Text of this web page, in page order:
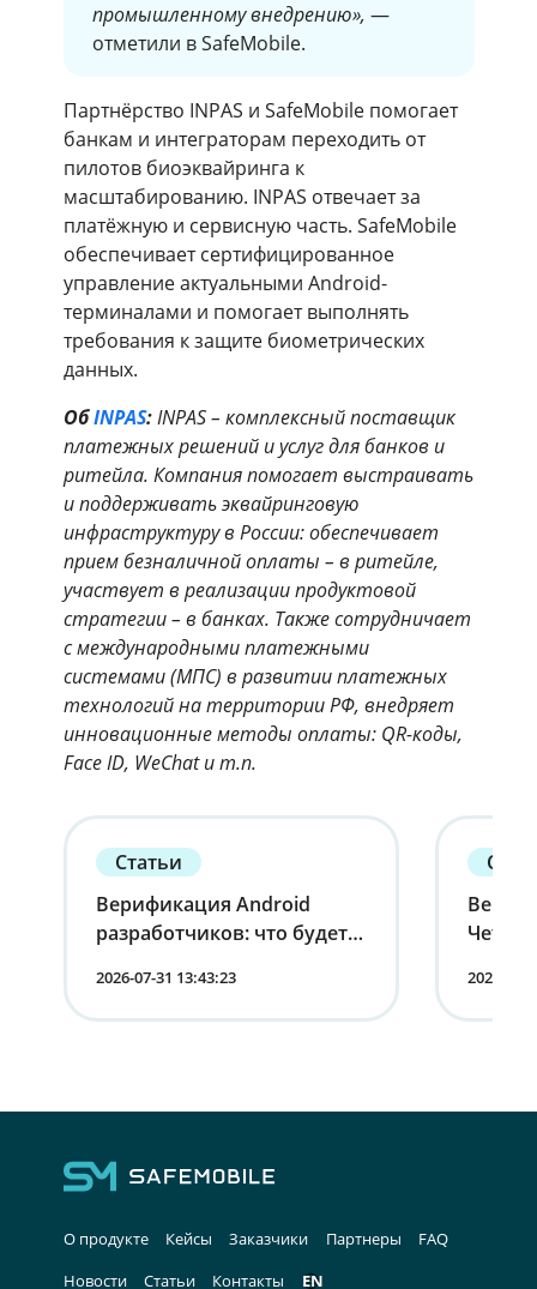
промышленному внедрению», —
отметили в SafeMobile.
Партнёрство INPAS и SafeMobile помогает
банкам и интеграторам переходить от
пилотов биоэквайринга к
масштабированию. INPAS отвечает за
платёжную и сервисную часть. SafeMobile
обеспечивает сертифицированное
управление актуальными Android-
терминалами и помогает выполнять
требования к защите биометрических
данных.
ОбINPAS:INPAS – комплексный поставщик
платежных решений и услуг для банков и
ритейла. Компания помогает выстраивать
и поддерживать эквайринговую
инфраструктуру в России: обеспечивает
прием безналичной оплаты – в ритейле,
участвует в реализации продуктовой
стратегии – в банках. Также сотрудничает
с международными платежными
системами (МПС) в развитии платежных
технологий на территории РФ, внедряет
инновационные методы оплаты: QR-коды,
Face ID, WeChat и т.п.
Статьи
Верификация Android
разработчиков: что будет с
2026-07-31 13:43:23
лица
2026-07-
О продукте Кейсы Заказчики Партнеры
FAQ
Новости
Статьи Контакты EN